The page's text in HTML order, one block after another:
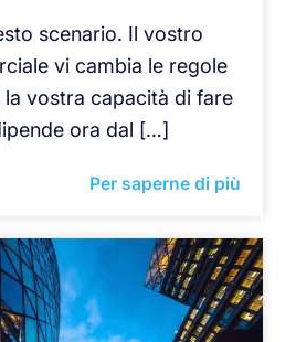
scenario. Il vostro
vi cambia le regole
vostra capacità di fare
ora dal […]
Per saperne di più